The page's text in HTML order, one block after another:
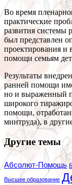
Во время
практические
развития системы
был представлен
проектирования и
помощи семьям
Результаты
ранней помощи
но и выраженный
широкого
помощи,
минтруда), в
Другие темы
Абсолют-Помощь
Высшее образование